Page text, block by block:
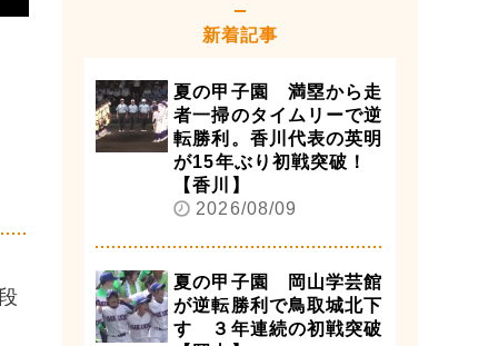
新着記事
夏の甲子園 満塁から走
者一掃のタイムリーで逆
転勝利。香川代表の英明
が15年ぶり初戦突破！
【香川】
2026/08/09
夏の甲子園 岡山学芸館
が逆転勝利で鳥取城北下
す ３年連続の初戦突破